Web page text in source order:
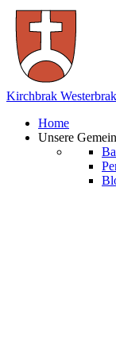
Kirchbrak Westerbrak
Home
Unsere